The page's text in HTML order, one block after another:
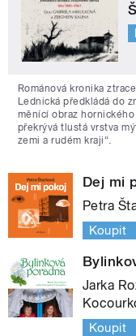
Románová kronika
Lednická předkládá do
měnící obraz
překrývá tlustá vrstva
zemi a rudém kraji“.
Dej mi
Petra
Koupit
Jarka
Koupit